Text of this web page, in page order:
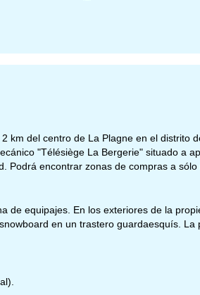
km del centro de La Plagne en el distrito
"Télésiège La Bergerie" situado a
encontrar zonas de compras a sólo
de equipajes. En los exteriores de la
en un trastero guardaesquís. La